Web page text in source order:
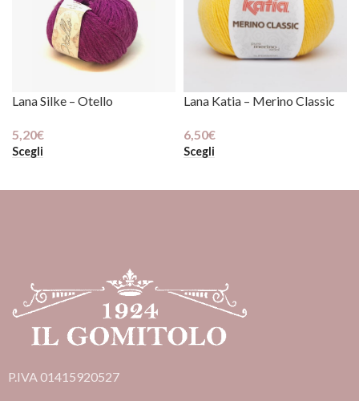
Lana Silke – Otello
5,20€
Scegli
Lana Katia – Merino Classic
6,50€
Scegli
P.IVA 01415920527